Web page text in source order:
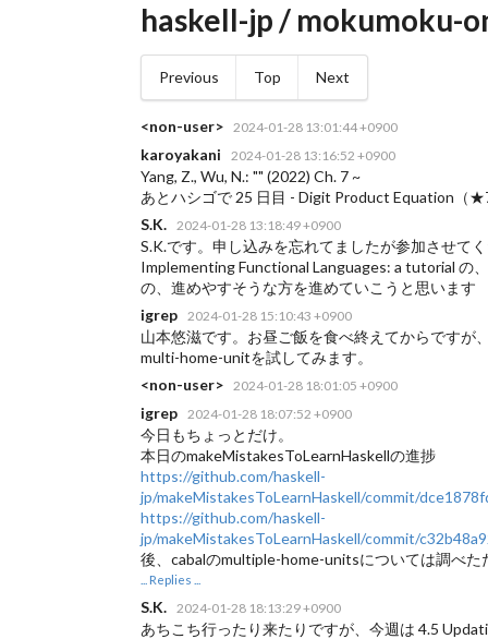
haskell-jp / mokumoku-
Previous Top Next
<non-user> 2024-01-28 13:01:44 +0900
karoyakani 2024-01-28 13:16:52 +0900
Yang, Z., Wu, N.: "" (2022) Ch. 7 ~
あとハシゴで 25 日目 - Digit Product Equation（
S.K.
2024-01-28 13:18:49 +0900
S.K.です。申し込みを忘れてましたが参加させて
Implementing Functional Languages: a tutorial の
の、進めやすそうな方を進めていこうと思います
igrep
2024-01-28 15:10:43 +0900
山本悠滋です。お昼ご飯を食べ終えてからですが
multi-home-unitを試してみます。
<non-user>
2024-01-28 18:01:05 +0900
igrep 2024-01-28 18:07:52 +0900
今日もちょっとだけ。
本日のmakeMistakesToLearnHaskellの進捗
https://github.com/haskell-
jp/makeMistakesToLearnHaskell/commit/
https://github.com/haskell-
jp/makeMistakesToLearnHaskell/commit/
後、cabalのmultiple-home-unitsについては調べ
... Replies ...
S.K. 2024-01-28 18:13:29 +0900
あちこち行ったり来たりですが、今週は 4.5